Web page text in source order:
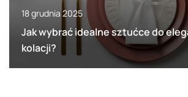
18 grudnia 2025
Jak wybrać idealne sztućce do
kolacji?